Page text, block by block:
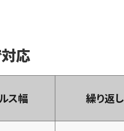
応
ス幅 繰り返し